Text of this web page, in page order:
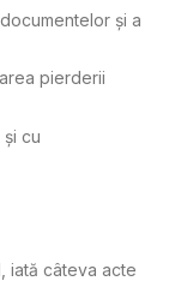
și a
pierderii
și cu
iată câteva acte